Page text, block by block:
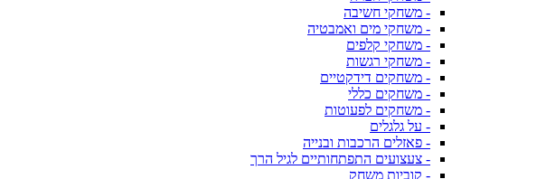
- משחקי חשיבה
- משחקי מים ואמבטיה
- משחקי קלפים
- משחקי רגשות
- משחקים דידקטיים
- משחקים כללי
- משחקים לפעוטות
- על גלגלים
- פאזלים הרכבות ובנייה
- צעצועים התפתחותיים לגיל הרך
- קוביות משחק